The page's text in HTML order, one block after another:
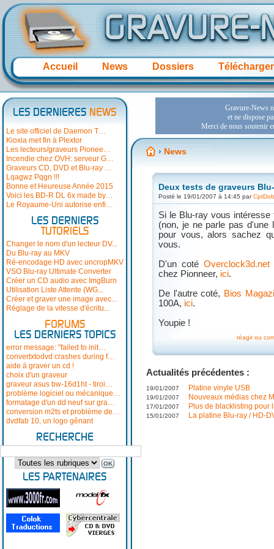
Accueil News Dossiers
LES DERNIERESNEWS
Le site officiel de Daemon T…
Kioxia met fin à Plextor
Les lecteurs/graveurs Pionee…
Incendie chez OVH: serveur G…
Graveurs CD, DVD et Blu-ray …
Lqagwz Pqgn !!!
Bonne et Heureuse Année 2015
Voici les BD-R DL 6x made by…
Le Royaume-Uni autorise enfi…
LES DERNIERS
TUTORIELS
Changer le nom d'un lecteur DV...
Du Blu-ray au MKV
Ré-encodage HD avec uncropMKV
VSO Blu-ray Ultimate Converter
Créer un CD audio avec ImgBurn
Utilisation Liste Attente (WG...
Créer et graver une image avec...
Réglage de la vitesse d'écritu...
FORUMS
LES DERNIERS TOPICS
error message: "failed to init…
convertxtodvd crashes during f…
aide à graver un cd !
choix d'un graveur
graveur asus bw-16d1ht - tiroi…
problème logiciel ou mécanique…
formatage d'un dd neuf sur gra…
conversion m2ts et problème de…
dvdfab 10, un logo gênant
RECHERCHE
LES PARTENAIRES
› News
Deux tests de graveurs
Posté le 19/01/2007 à 14:45 par
Si le Blu-ray vous
(non, je ne parle pas d'une
pour vous, alors sachez
vous.
D'un coté Overclock3d.net
chez Pionneer, ici.
De l'autre coté, Bios
100A, ici.
Youpie !
réagir ou
Actualités précédentes :
19/01/2007 Platine vinyle USB
19/01/2007 Nouveaux médias chez
17/01/2007 Plus de blacklisting pour
15/01/2007 La platine Blu-ray / HD-